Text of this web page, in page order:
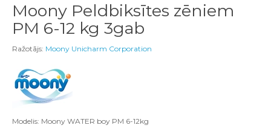
Moony Peldbiksītes zēniem
PM 6-12 kg 3gab
Ražotājs: Moony Unicharm Corporation
Modelis: Moony WATER boy PM 6-12kg